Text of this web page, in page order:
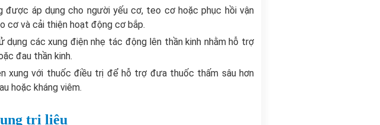
được áp dụng cho người yếu cơ, teo cơ hoặc phục hồi vận
cơ và cải thiện hoạt động cơ bắp.
dụng các xung điện nhẹ tác động lên thần kinh nhằm hỗ trợ
đau thần kinh.
xung với thuốc điều trị để hỗ trợ đưa thuốc thấm sâu hơn
hoặc kháng viêm.
trị liệu